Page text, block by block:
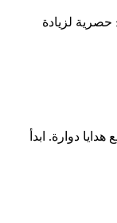
حصرية لزيادة
دوارة. ابدأ